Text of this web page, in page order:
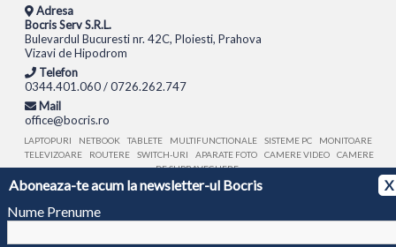
Aboneaza-te acum la newsletter-ul Bocris
X
Nume Prenume
Adresa
Bocris Serv S.R.L.
Bulevardul Bucuresti nr. 42C, Ploiesti, Prahova
Vizavi de Hipodrom
Telefon
0344.401.060 / 0726.262.747
Mail
office@bocris.ro
LAPTOPURI NETBOOK TABLETE MULTIFUNCTIONALE SISTEME PC
MONITOARE
TELEVIZOARE
ROUTERE SWITCH-URI APARATE FOTO CAMERE VIDEO
CAMERE
DE SUPRAVEGHERE
© 1994 - 2026 BOCRIS SERV S.R.L. | CUI: RO6260085, REG. COM.: J29/2413/1994